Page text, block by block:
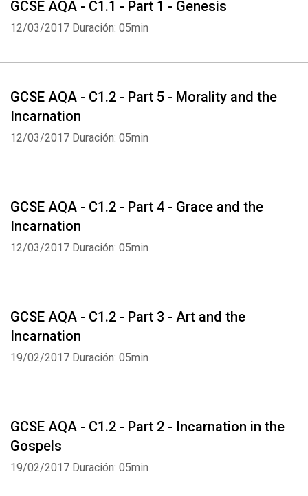
GCSE AQA - C1.1 - Part 1 - Genesis
12/03/2017 Duración: 05min
GCSE AQA - C1.2 - Part 5 - Morality and the
Incarnation
12/03/2017 Duración: 05min
GCSE AQA - C1.2 - Part 4 - Grace and the
Incarnation
12/03/2017 Duración: 05min
GCSE AQA - C1.2 - Part 3 - Art and the
Incarnation
19/02/2017 Duración: 05min
GCSE AQA - C1.2 - Part 2 - Incarnation in the
Gospels
19/02/2017 Duración: 05min
Whatsapp Facebook